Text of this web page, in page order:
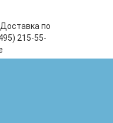
по
215-55-